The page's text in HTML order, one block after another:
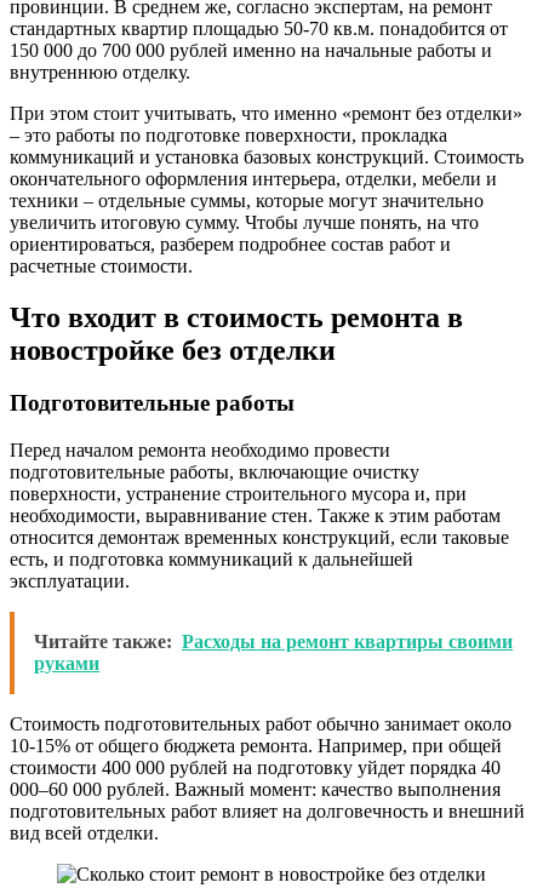
провинции. В среднем же, согласно экспертам, на ремонт
стандартных квартир площадью 50-70 кв.м. понадобится от
150 000 до 700 000 рублей именно на начальные работы и
внутреннюю отделку.
При этом стоит учитывать, что именно «ремонт без отделки»
– это работы по подготовке поверхности, прокладка
коммуникаций и установка базовых конструкций. Стоимость
окончательного оформления интерьера, отделки, мебели и
техники – отдельные суммы, которые могут значительно
увеличить итоговую сумму. Чтобы лучше понять, на что
ориентироваться, разберем подробнее состав работ и
расчетные стоимости.
Что входит в стоимость ремонта в
новостройке без отделки
Подготовительные работы
Перед началом ремонта необходимо провести
подготовительные работы, включающие очистку
поверхности, устранение строительного мусора и, при
необходимости, выравнивание стен. Также к этим работам
относится демонтаж временных конструкций, если таковые
есть, и подготовка коммуникаций к дальнейшей
эксплуатации.
Читайте также: Расходы на ремонт квартиры своими
руками
Стоимость подготовительных работ обычно занимает около
10-15% от общего бюджета ремонта. Например, при общей
стоимости 400 000 рублей на подготовку уйдет порядка 40
000–60 000 рублей. Важный момент: качество выполнения
подготовительных работ влияет на долговечность и внешний
вид всей отделки.